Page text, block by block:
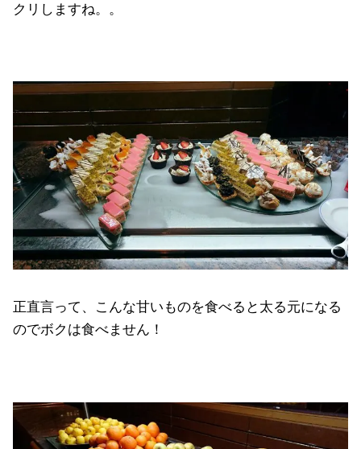
クリしますね。。
正直言って、こんな甘いものを食べると太る元になる
のでボクは食べません！